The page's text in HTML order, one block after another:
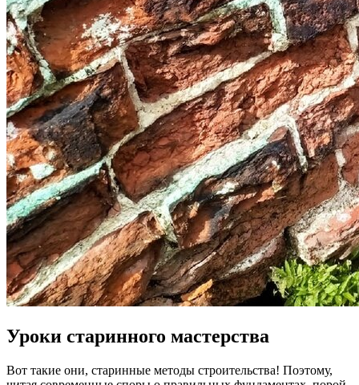
Уроки старинного мастерства
Вот такие они, старинные методы строительства! Поэтому,